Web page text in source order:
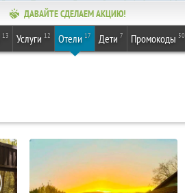
ДАВАЙТЕ СДЕЛАЕМ АКЦИЮ!
13 Услуги 12 Отели 17 Дети 7 Промокоды 50